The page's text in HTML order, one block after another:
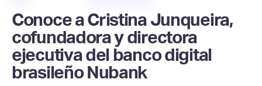
Conoce a Cristina Junqueira,
cofundadora y directora
ejecutiva del banco digital
brasileño Nubank